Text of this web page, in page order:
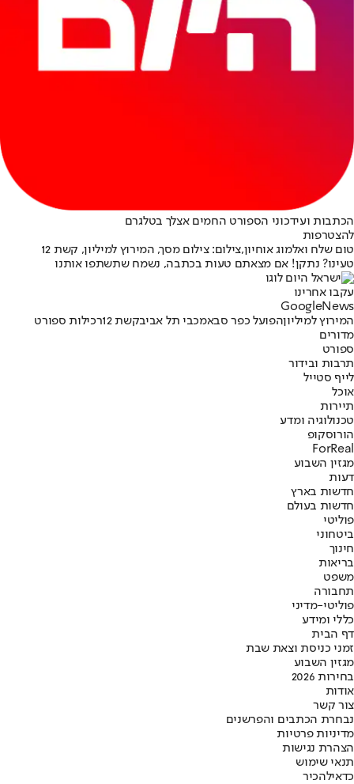
הכתבות ועידכוני הספורט החמים אצלך בטלגרם
להצטרפות
טום שלח ואלמוג אוחיון,צילום: צילום מסך, המירוץ למיליון, קשת 12
טעינו? נתקן! אם מצאתם טעות בכתבה, נשמח שתשתפו אותנו
עקבו אחרינו
Googl eNews
המירוץ למיליוןהפועל כפר סבאמכבי תל אביבקשת 12
רכילות ספורט
מדורים
ספורט
תרבות ובידור
לייף סטייל
אוכל
תיירות
טכנולוגיה ומדע
הורוסקופ
ForReal
מגזין השבוע
דעות
חדשות בארץ
חדשות בעולם
פוליטי
ביטחוני
חינוך
בריאות
משפט
תחבורה
פוליטי-מדיני
כללי ומידע
דף הבית
זמני כניסת וצאת שבת
מגזין השבוע
בחירות 2026
אודות
צור קשר
נבחרת הכתבים והפרשנים
מדיניות פרטיות
הצהרת נגישות
תנאי שימוש
כדאילהכיר